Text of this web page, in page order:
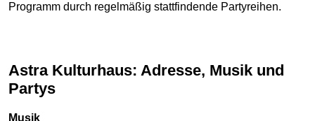
Programm durch regelmäßig stattfindende Partyreihen.
Astra Kulturhaus: Adresse, Musik und
Partys
Musik